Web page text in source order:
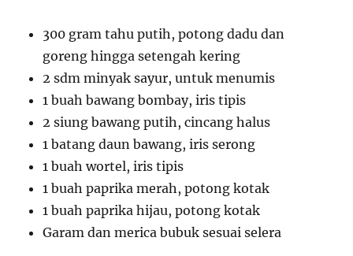
300 gram tahu putih, potong dadu dan
goreng hingga setengah kering
2 sdm minyak sayur, untuk menumis
1 buah bawang bombay, iris tipis
2 siung bawang putih, cincang halus
1 batang daun bawang, iris serong
1 buah wortel, iris tipis
1 buah paprika merah, potong kotak
1 buah paprika hijau, potong kotak
Garam dan merica bubuk sesuai selera